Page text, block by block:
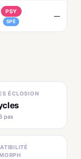
PSY
SPÉ
—
ÉCLOSION
pas